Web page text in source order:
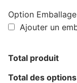
Option Emballage
Ajouter un
Total produit
Total des options